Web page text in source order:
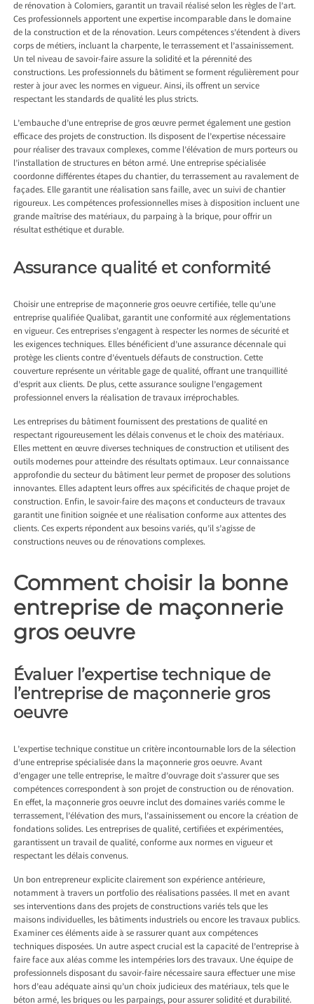
de rénovation à Colomiers, garantit un travail réalisé selon les règles de l’art.
Ces professionnels apportent une expertise incomparable dans le domaine
de la construction et de la rénovation. Leurs compétences s’étendent à divers
corps de métiers, incluant la charpente, le terrassement et l’assainissement.
Un tel niveau de savoir-faire assure la solidité et la pérennité des
constructions. Les professionnels du bâtiment se forment régulièrement pour
rester à jour avec les normes en vigueur. Ainsi, ils offrent un service
respectant les standards de qualité les plus stricts.
L’embauche d’une entreprise de gros œuvre permet également une gestion
efficace des projets de construction. Ils disposent de l’expertise nécessaire
pour réaliser des travaux complexes, comme l’élévation de murs porteurs ou
l’installation de structures en béton armé. Une entreprise spécialisée
coordonne différentes étapes du chantier, du terrassement au ravalement de
façades. Elle garantit une réalisation sans faille, avec un suivi de chantier
rigoureux. Les compétences professionnelles mises à disposition incluent une
grande maîtrise des matériaux, du parpaing à la brique, pour offrir un
résultat esthétique et durable.
Assurance qualité et conformité
Choisir une entreprise de maçonnerie gros oeuvre certifiée, telle qu’une
entreprise qualifiée Qualibat, garantit une conformité aux réglementations
en vigueur. Ces entreprises s’engagent à respecter les normes de sécurité et
les exigences techniques. Elles bénéficient d’une assurance décennale qui
protège les clients contre d’éventuels défauts de construction. Cette
couverture représente un véritable gage de qualité, offrant une tranquillité
d’esprit aux clients. De plus, cette assurance souligne l’engagement
professionnel envers la réalisation de travaux irréprochables.
Les entreprises du bâtiment fournissent des prestations de qualité en
respectant rigoureusement les délais convenus et le choix des matériaux.
Elles mettent en œuvre diverses techniques de construction et utilisent des
outils modernes pour atteindre des résultats optimaux. Leur connaissance
approfondie du secteur du bâtiment leur permet de proposer des solutions
innovantes. Elles adaptent leurs offres aux spécificités de chaque projet de
construction. Enfin, le savoir-faire des maçons et conducteurs de travaux
garantit une finition soignée et une réalisation conforme aux attentes des
clients. Ces experts répondent aux besoins variés, qu’il s’agisse de
constructions neuves ou de rénovations complexes.
Comment choisir la bonne
entreprise de maçonnerie
gros oeuvre
Évaluer l’expertise technique de
l’entreprise de maçonnerie gros
oeuvre
L’expertise technique constitue un critère incontournable lors de la sélection
d’une entreprise spécialisée dans la maçonnerie gros oeuvre. Avant
d’engager une telle entreprise, le maître d’ouvrage doit s’assurer que ses
compétences correspondent à son projet de construction ou de rénovation.
En effet, la maçonnerie gros oeuvre inclut des domaines variés comme le
terrassement, l’élévation des murs, l’assainissement ou encore la création de
fondations solides. Les entreprises de qualité, certifiées et expérimentées,
garantissent un travail de qualité, conforme aux normes en vigueur et
respectant les délais convenus.
Un bon entrepreneur explicite clairement son expérience antérieure,
notamment à travers un portfolio des réalisations passées. Il met en avant
ses interventions dans des projets de constructions variés tels que les
maisons individuelles, les bâtiments industriels ou encore les travaux publics.
Examiner ces éléments aide à se rassurer quant aux compétences
techniques disposées. Un autre aspect crucial est la capacité de l’entreprise à
faire face aux aléas comme les intempéries lors des travaux. Une équipe de
professionnels disposant du savoir-faire nécessaire saura effectuer une mise
hors d’eau adéquate ainsi qu’un choix judicieux des matériaux, tels que le
béton armé, les briques ou les parpaings, pour assurer solidité et durabilité.